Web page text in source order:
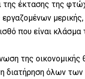
της έκτασης της
εργαζομένων
που είναι
της
διατήρηση όλων